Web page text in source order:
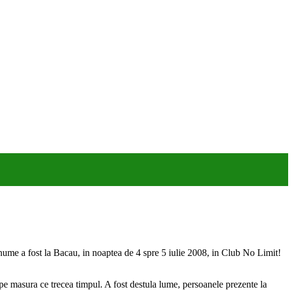
a fost la Bacau, in noaptea de 4 spre 5 iulie 2008, in Club No Limit!
ce trecea timpul. A fost destula lume, persoanele prezente la